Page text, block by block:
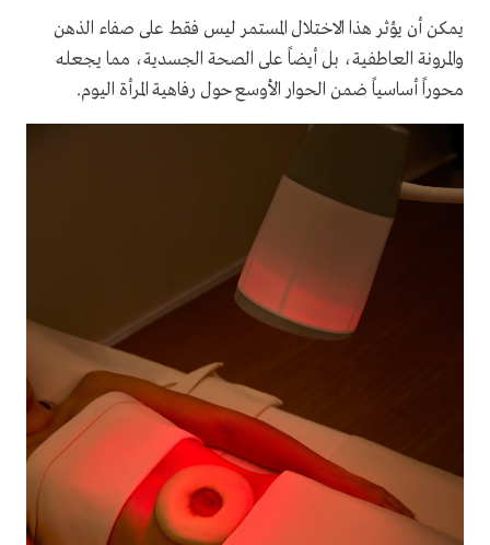
يمكن أن يؤثر هذا الاختلال المستمر ليس فقط على صفاء الذهن
والمرونة العاطفية، بل أيضاً على الصحة الجسدية، مما يجعله
محوراً أساسياً ضمن الحوار الأوسع حول رفاهية المرأة اليوم.